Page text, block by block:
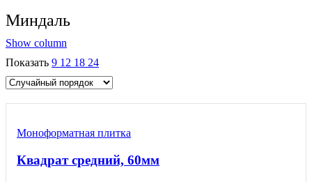
Миндаль
Show column
Показать 9 12 18 24
Моноформатнaя плитка
Квадрат средний, 60мм